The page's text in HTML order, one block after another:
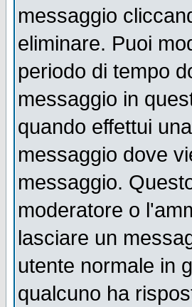
messaggio
eliminare. Puoi
periodo di tempo
messaggio in
quando effettui
messaggio dove
messaggio.
moderatore o
lasciare un
utente normale in
qualcuno ha